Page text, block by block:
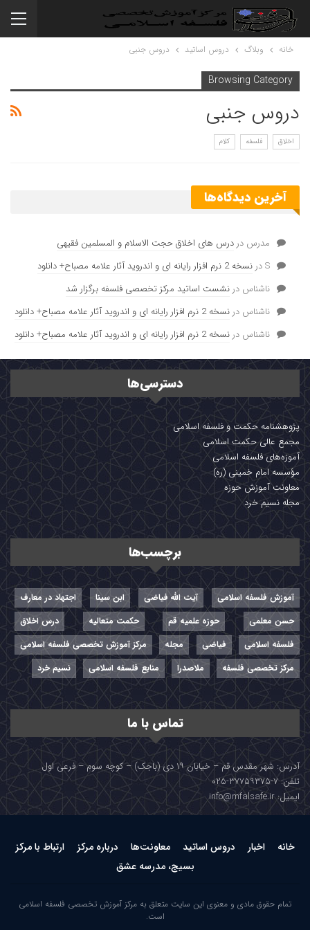
خانه وبلاگ دروس اساتید دروس جنبی
Browsing Category
دروس جنبی
اخلاق فلسفه کلام
آخرین دیدگاه‌ها
مدرس دردرس های اخلاق حجت الاسلام و المسلمین فقیهی
Sدرنسخه 2 نرم افزار رایانه ای و اندروید آثار علامه مصباح+ دانلود
ناشناس درنشست اساتید مرکز تخصصی فلسفه برگزار شد
ناشناس درنسخه 2 نرم افزار رایانه ای و اندروید آثار علامه مصباح+ دانلود
ناشناس درنسخه 2 نرم افزار رایانه ای و اندروید آثار علامه مصباح+ دانلود
دسترسی‌ها
پژوهشنامه حکمت و فلسفه اسلامی
مجمع عالی حکمت اسلامی
آموزه‌های فلسفه اسلامی
مؤسسه امام خمینی (ره)
معاونت آموزش حوزه
مجله نسیم خرد
برچسب‌ها
آموزش فلسفه اسلامی آیت الله فیاضی ابن سینا
اجتهاد در معارف
حسن معلمی
حوزه علمیه قم حکمت متعالیه
درس اخلاق
فلسفه اسلامی
فیاضی مجله
مرکز آموزش تخصصی فلسفه اسلامی
مرکز تخصصی فلسفه
ملاصدرا منابع فلسفه اسلامی نسیم خرد
تماس با ما
آدرس: شهر مقدس قم – خیابان ۱۹ دی (باجک) – کوچه سوم – فرعی اول
تلفن: ۷-۳۷۷۵۹۳۷۵-۰۲۵
ایمیل: info@mfalsafe.ir
خانه اخبار دروس اساتید معاونت‌ها درباره مرکز
ارتباط با مرکز
بسیج، مدرسه عشق
تمام حقوق مادی و معنوی این سایت متعلق به مرکز آموزش تخصصی فلسفه اسلامی
است.